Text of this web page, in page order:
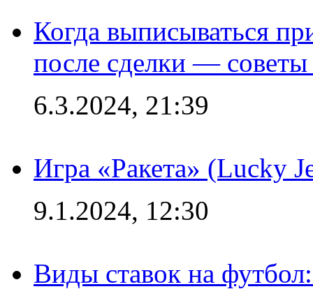
Когда выписываться
после сделки —
6.3.2024, 21:39
Игра «Ракета» (Lucky
9.1.2024, 12:30
Виды ставок на